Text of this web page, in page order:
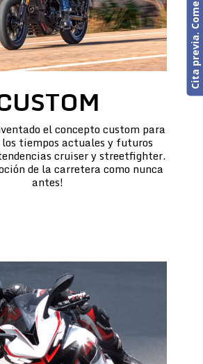
el concepto custom para
tiempos actuales y futuros
cruiser y streetfighter.
de la carretera como nunca
antes!